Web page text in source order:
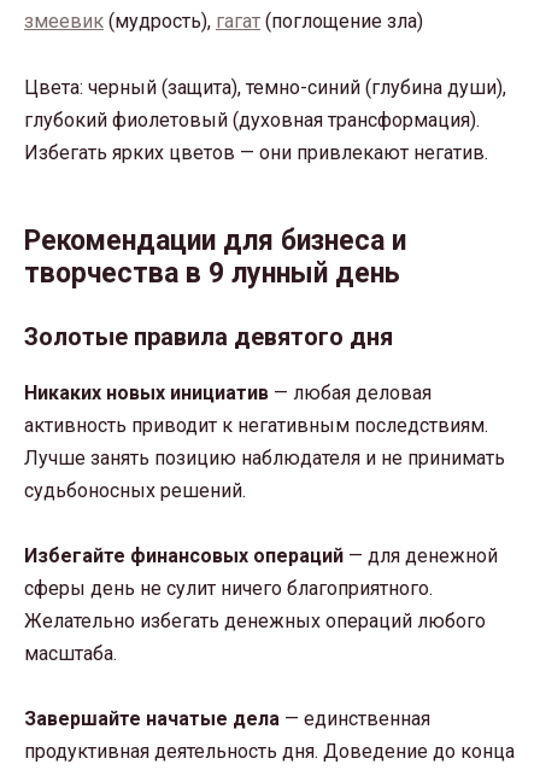
змеевик (мудрость), гагат (поглощение зла)
Цвета: черный (защита), темно-синий (глубина души),
глубокий фиолетовый (духовная трансформация).
Избегать ярких цветов — они привлекают негатив.
Рекомендации для бизнеса и
творчества в 9 лунный день
Золотые правила девятого дня
Никаких новых инициатив — любая деловая
активность приводит к негативным последствиям.
Лучше занять позицию наблюдателя и не принимать
судьбоносных решений.
Избегайте финансовых операций — для денежной
сферы день не сулит ничего благоприятного.
Желательно избегать денежных операций любого
масштаба.
Завершайте начатые дела — единственная
продуктивная деятельность дня. Доведение до конца